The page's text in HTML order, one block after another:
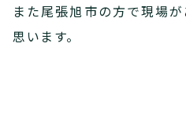
また尾張旭市の方で現場
思います。